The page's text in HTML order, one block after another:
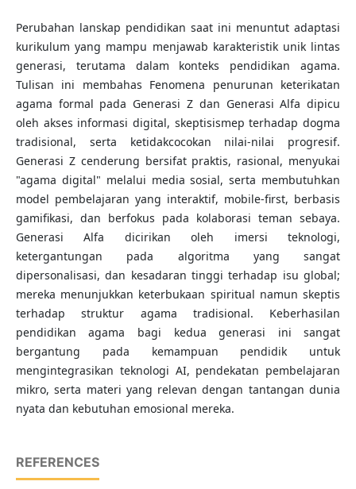
Perubahan lanskap pendidikan saat ini menuntut adaptasi
kurikulum yang mampu menjawab karakteristik unik lintas
generasi, terutama dalam konteks pendidikan agama.
Tulisan ini membahas Fenomena penurunan keterikatan
agama formal pada Generasi Z dan Generasi Alfa dipicu
oleh akses informasi digital, skeptisismep terhadap dogma
tradisional, serta ketidakcocokan nilai-nilai progresif.
Generasi Z cenderung bersifat praktis, rasional, menyukai
"agama digital" melalui media sosial, serta membutuhkan
model pembelajaran yang interaktif, mobile-first, berbasis
gamifikasi, dan berfokus pada kolaborasi teman sebaya.
Generasi Alfa dicirikan oleh imersi teknologi,
ketergantungan pada algoritma yang sangat
dipersonalisasi, dan kesadaran tinggi terhadap isu global;
mereka menunjukkan keterbukaan spiritual namun skeptis
terhadap struktur agama tradisional. Keberhasilan
pendidikan agama bagi kedua generasi ini sangat
bergantung pada kemampuan pendidik untuk
mengintegrasikan teknologi AI, pendekatan pembelajaran
mikro, serta materi yang relevan dengan tantangan dunia
nyata dan kebutuhan emosional mereka.
REFERENCES